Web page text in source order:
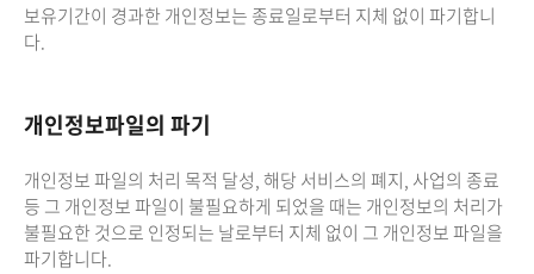
보유기간이 경과한 개인정보는 종료일로부터 지체 없이 파기합니
다.
개인정보파일의 파기
개인정보 파일의 처리 목적 달성, 해당 서비스의 폐지, 사업의 종료
등 그 개인정보 파일이 불필요하게 되었을 때는 개인정보의 처리가
불필요한 것으로 인정되는 날로부터 지체 없이 그 개인정보 파일을
파기합니다.